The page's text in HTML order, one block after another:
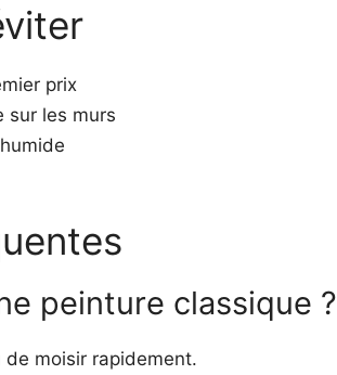
prix
sur les murs
peinture classique ?
moisir rapidement.